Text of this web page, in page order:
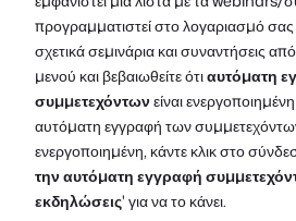
προγραμματιστεί στο λογαριασμό
σχετικά σεμινάρια και συναντήσεις
μενού και βεβαιωθείτε ότιαυτόματη
συμμετεχόντωνείναι
αυτόματη εγγραφή των συμμετεχόντων
ενεργοποιημένη, κάντε κλικ στο
την αυτόματη εγγραφή
εκδηλώσεις' για να το κάνει.